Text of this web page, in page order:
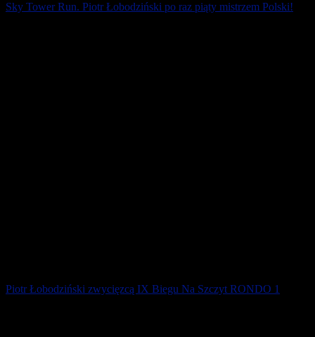
Sky Tower Run. Piotr Łobodziński po raz piąty mistrzem Polski!
Piotr Łobodziński zwycięzcą IX Biegu Na Szczyt RONDO 1